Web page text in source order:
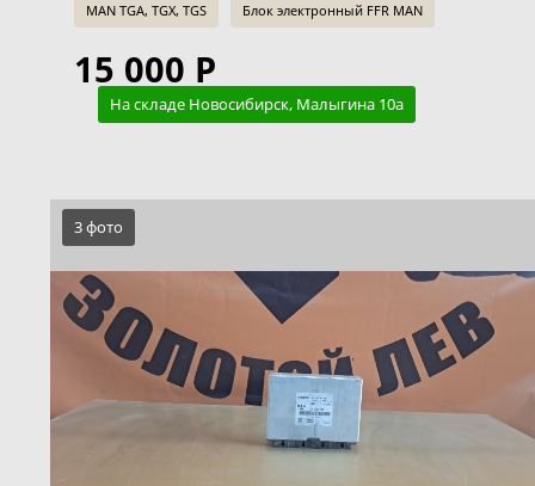
MAN TGA, TGX, TGS Блок электронный FFR MAN
15 000 Р
На складе Новосибирск, Малыгина 10а
3 фото